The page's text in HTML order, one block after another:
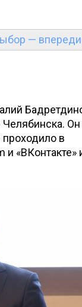
— впереди
Челябинска.
проходило в
«ВКонтакте»